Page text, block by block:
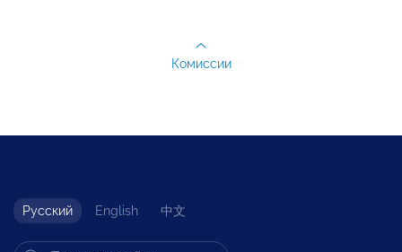
Комиссии
Русский English 中文